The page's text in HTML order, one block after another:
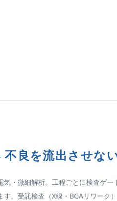
良を流出させな
気・微細解析。工程ごとに検査ゲー
す。受託検査（X線・BGAリワーク